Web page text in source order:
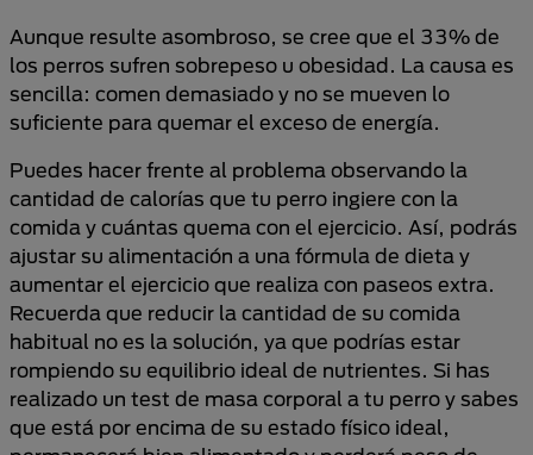
Aunque resulte asombroso, se cree que el 33% de
los perros sufren sobrepeso u obesidad. La causa es
sencilla: comen demasiado y no se mueven lo
suficiente para quemar el exceso de energía.
Puedes hacer frente al problema observando la
cantidad de calorías que tu perro ingiere con la
comida y cuántas quema con el ejercicio. Así, podrás
ajustar su alimentación a una fórmula de dieta y
aumentar el ejercicio que realiza con paseos extra.
Recuerda que reducir la cantidad de su comida
habitual no es la solución, ya que podrías estar
rompiendo su equilibrio ideal de nutrientes. Si has
realizado un test de masa corporal a tu perro y sabes
que está por encima de su estado físico ideal,